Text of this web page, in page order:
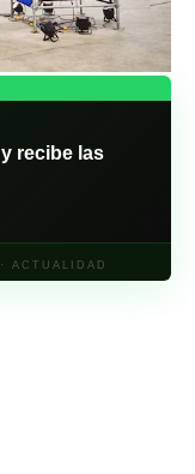
recibe las
ACTUALIDAD